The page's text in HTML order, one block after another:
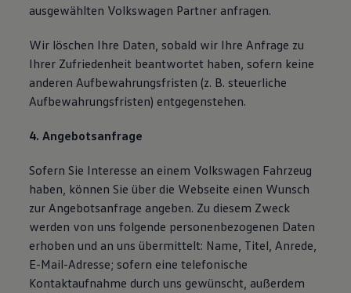
ausgewählten Volkswagen Partner anfragen.
Wir löschen Ihre Daten, sobald wir Ihre Anfrage zu
Ihrer Zufriedenheit beantwortet haben, sofern keine
anderen Aufbewahrungsfristen (z. B. steuerliche
Aufbewahrungsfristen) entgegenstehen.
4. Angebotsanfrage
Sofern Sie Interesse an einem Volkswagen Fahrzeug
haben, können Sie über die Webseite einen Wunsch
zur Angebotsanfrage angeben. Zu diesem Zweck
werden von uns folgende personenbezogenen Daten
erhoben und an uns übermittelt: Name, Titel, Anrede,
E-Mail-Adresse; sofern eine telefonische
Kontaktaufnahme durch uns gewünscht, außerdem